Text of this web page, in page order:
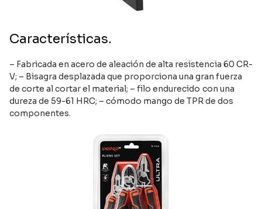
Características.
– Fabricada en acero de aleación de alta resistencia 60 CR-
V; – Bisagra desplazada que proporciona una gran fuerza
de corte al cortar el material; – filo endurecido con una
dureza de 59-61 HRC; – cómodo mango de TPR de dos
componentes.